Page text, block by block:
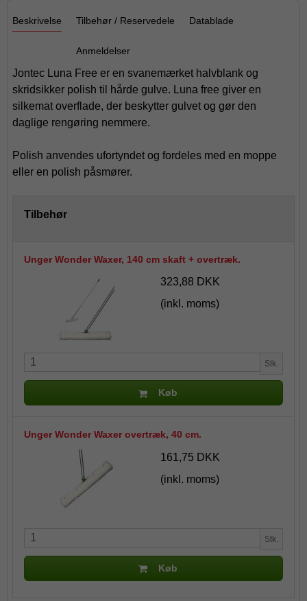
Beskrivelse Tilbehør / Reservedele Datablade
Anmeldelser
Jontec Luna Free er en svanemærket halvblank og
skridsikker polish til hårde gulve. Luna free giver en
silkemat overflade, der beskytter gulvet og gør den
daglige rengøring nemmere.
Polish anvendes ufortyndet og fordeles med en moppe
eller en polish påsmører.
Tilbehør
Unger Wonder Waxer, 140 cm skaft + overtræk.
323,88 DKK
(inkl. moms)
Stk.
Køb
Unger Wonder Waxer overtræk, 40 cm.
161,75 DKK
(inkl. moms)
Stk.
Køb